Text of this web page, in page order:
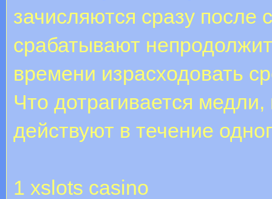
зачисляются сразу после
срабатывают
времени израсходовать
Что дотрагивается
действуют в течение
1 xslots casino